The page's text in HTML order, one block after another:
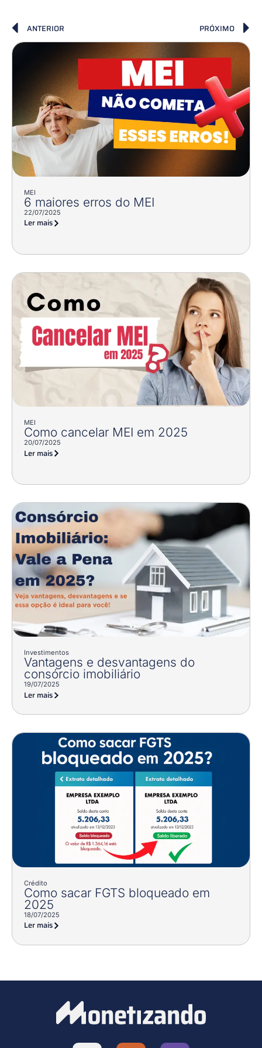
ANTERIOR PRÓXIMO
MEI
6 maiores erros do MEI
22/07/2025
Ler mais
MEI
Como cancelar MEI em 2025
20/07/2025
Ler mais
Investimentos
Vantagens e desvantagens do
consórcio imobiliário
19/07/2025
Ler mais
Crédito
Como sacar FGTS bloqueado em
2025
18/07/2025
Ler mais